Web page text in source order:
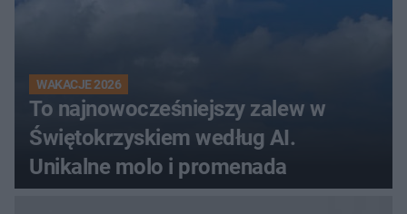
WAKACJE 2026
To najnowocześniejszy zalew w
Świętokrzyskiem według AI.
Unikalne molo i promenada